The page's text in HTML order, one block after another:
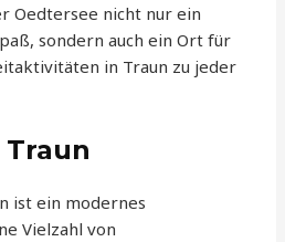
Oedtersee nicht nur ein
sondern auch ein Ort für
in Traun zu jeder
ist ein modernes
Vielzahl von